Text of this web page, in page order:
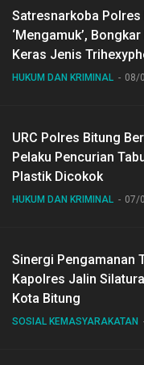
Satresnarkoba Polres
‘Mengamuk’,
Keras Jenis
HUKUM DAN KRIMINAL 08/
URC Polres Bitung
Pelaku Pencurian
Plastik Dicokok
HUKUM DAN KRIMINAL 07/
Sinergi Pengamanan
Kapolres Jalin
Kota Bitung
SOSIAL KEMASYARAKATAN